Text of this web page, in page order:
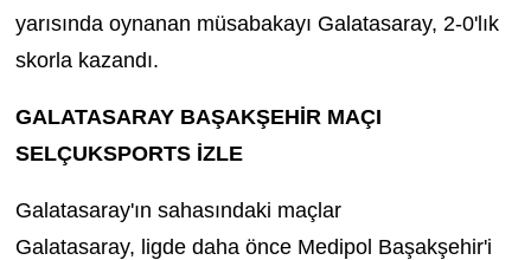
yarısında oynanan müsabakayı Galatasaray, 2-0'lık
skorla kazandı.
GALATASARAY BAŞAKŞEHİR MAÇI
SELÇUKSPORTS İZLE
Galatasaray'ın sahasındaki maçlar
Galatasaray, ligde daha önce Medipol Başakşehir'i